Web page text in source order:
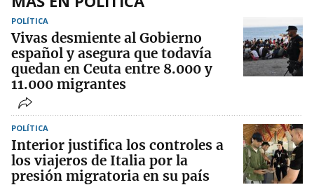
POLÍTICA
Vivas desmiente al Gobierno
español y asegura que todavía
quedan en Ceuta entre 8.000 y
11.000 migrantes
POLÍTICA
Interior justifica los controles a
los viajeros de Italia por la
presión migratoria en su país